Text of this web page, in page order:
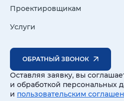
Проектировщикам
Услуги
ОБРАТНЫЙ ЗВОНОК
Оставляя заявку, вы
и обработкой персональных
и пользовательским